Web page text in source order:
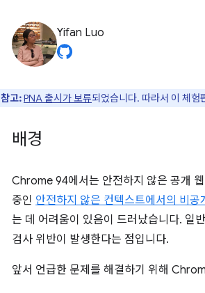
Yifan Luo
참고:PNA 출시가 보류되었습니다. 따라서 이 체
배경
Chrome 94에서는 안전하지 않은 공개
중인 안전하지 않은 컨텍스트에서의 비
는 데 어려움이 있음이 드러났습니다. 일
검사 위반이 발생한다는 점입니다.
앞서 언급한 문제를 해결하기 위해